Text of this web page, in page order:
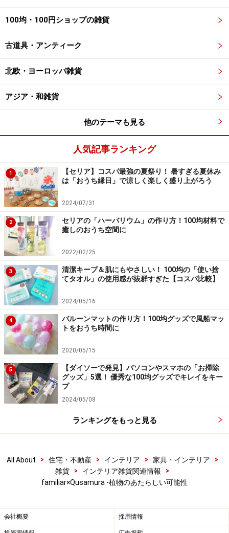
とヘンテコでユーモラスなかたちになったり、という組
み合せの面白さや、自然と人間の両方が関わって、どち
らの世界にも繋がる絶妙なバランスで作られる造形であ
ることなど。また、多肉植物は基本的に厳しい環境の中
で育つ生物であるため、成長がゆっくりで劇的に変わる
のだとか。もの言わぬ静かな植物だからこそ、じっと観
察すればするほど、語りかけてくるものがたくさんあり
展示品は全て購入できるというのも嬉しいことです。
ぽこんと愛らしい風貌にジワジワと心惹かれていく
部屋の中央には人の背より高い、大きな接ぎ木もありまし
た。こちらは海外で作られたもの。
さて、ある壁の一角には、子ども達によるたくさんのサ
ボテンのイラストが額に入って飾られていて、ほろりと
和みます。これらは小田さんの２人のお子さん姉妹が4
～8歳のときに描いたもの。毎日をサボテンに囲まれて
暮らす子ども達の目から見た植物ってどんなかたち？素
直に伸び伸びと描かれたカラフルな絵に見入ってしまい
ます。
ワークショップ「あたらしいサボテンをつくろう」も開
頂きました。広島の陶芸家・藤川稔さんにご指導いただ
き、陶芸用粘土で架空のサボテンオブジェを作ります。
100均・100円ショップの雑貨
古道具・アンティーク
北欧・ヨーロッパ雑貨
アジア・和雑貨
他のテーマも見る
人気記事ランキング
1
【セリア】コスパ最強の夏祭り！ 暑すぎる夏休み
は「おうち縁日」で涼しく楽しく盛り上がろう
2024/07/31
2
セリアの「ハーバリウム」の作り方！100均材料で
癒しのおうち空間に
2022/02/25
3
清潔キープ＆肌にもやさしい！ 100均の「使い捨
てタオル」の使用感が抜群すぎた【コスパ比較】
2024/05/16
4
バルーンマットの作り方！100均グッズで風船マッ
トをおうち時間に
2020/05/15
5
【ダイソーで発見】パソコンやスマホの「お掃除
グッズ」5選！ 優秀な100均グッズでキレイをキー
プ
2024/05/08
ランキングをもっと見る
All About > 住宅・不動産 > インテリア > 家具・インテリア
>
雑貨
> インテリア雑貨関連情報
>
familiar×Qusamura -植物のあたらしい可能性
会社概要 採用情報